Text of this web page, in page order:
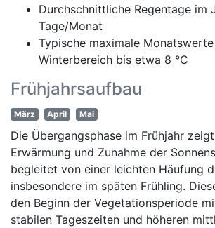
Durchschnittliche Regentage im
Tage/Monat
Typische maximale
Winterbereich bis etwa 8 °C
Frühjahrsaufbau
März April Mai
Die Übergangsphase im Frühjahr
Erwärmung und Zunahme der
begleitet von einer leichten Häufung
insbesondere im späten Frühling.
den Beginn der Vegetationsperiode
stabilen Tageszeiten und höheren